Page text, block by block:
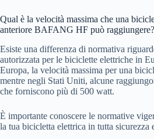
Qual è la velocità massima che una
anteriore BAFANG HF può raggiungere?
Esiste una differenza di normativa
autorizzata per le biciclette elettriche in
Europa, la velocità massima per una
mentre negli Stati Uniti, alcune
che forniscono più di 500 watt.
È importante conoscere le normative
la tua bicicletta elettrica in tutta sicurezza